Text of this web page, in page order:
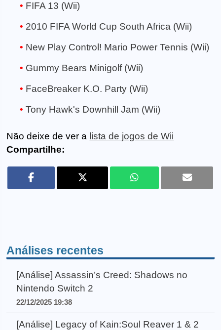
FIFA 13 (Wii)
2010 FIFA World Cup South Africa (Wii)
New Play Control! Mario Power Tennis (Wii)
Gummy Bears Minigolf (Wii)
FaceBreaker K.O. Party (Wii)
Tony Hawk's Downhill Jam (Wii)
Não deixe de ver a lista de jogos de Wii
Compartilhe:
Análises recentes
[Análise] Assassin’s Creed: Shadows no
Nintendo Switch 2
22/12/2025 19:38
[Análise] Legacy of Kain:Soul Reaver 1 & 2